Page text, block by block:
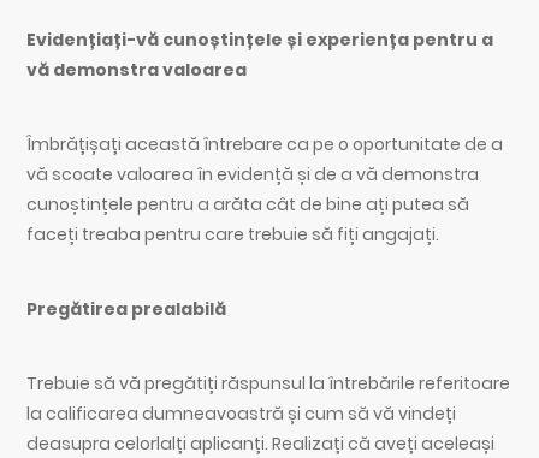
Evidențiați-vă cunoștințele și experiența pentru a
vă demonstra valoarea
Îmbrățișați această întrebare ca pe o oportunitate de a
vă scoate valoarea în evidență și de a vă demonstra
cunoștințele pentru a arăta cât de bine ați putea să
faceți treaba pentru care trebuie să fiți angajați.
Pregătirea prealabilă
Trebuie să vă pregătiți răspunsul la întrebările referitoare
la calificarea dumneavoastră și cum să vă vindeți
deasupra celorlalți aplicanți. Realizați că aveți aceleași